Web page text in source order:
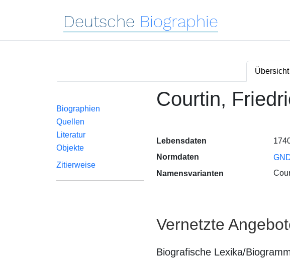
Deutsche Biographie
Übersicht
Biographien
Quellen
Literatur
Objekte
Zitierweise
Courtin,
Lebensdaten
Normdaten
Namensvarianten
Vernetzte
Biografische Lexika/